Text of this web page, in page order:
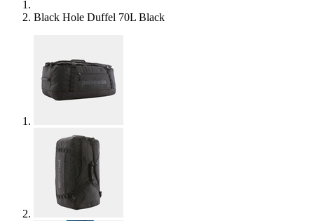
Black Hole Duffel 70L Black